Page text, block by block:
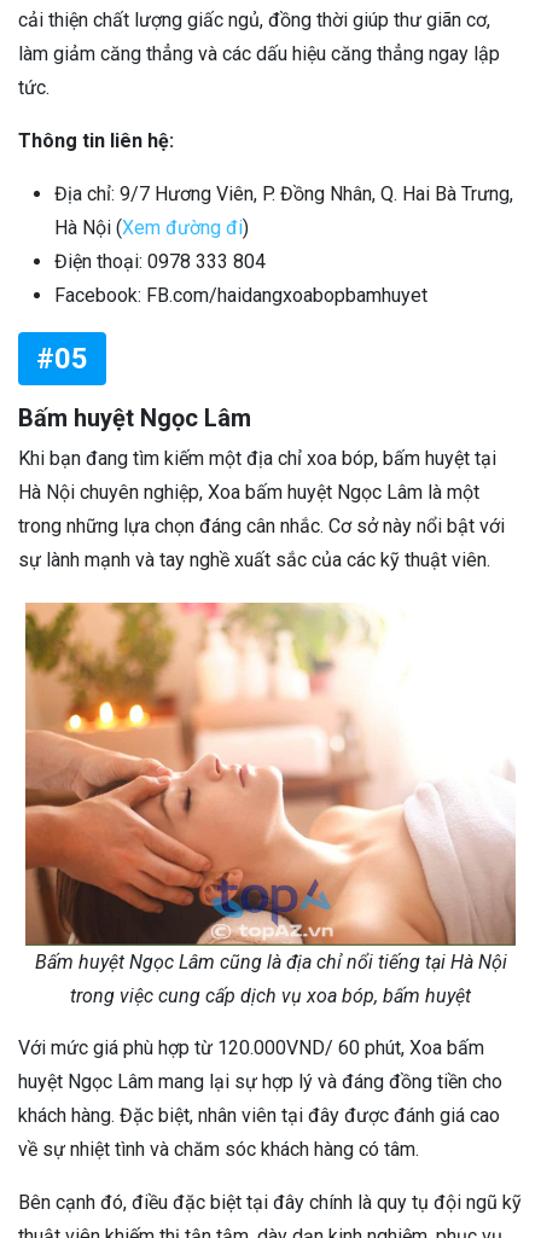
cải thiện chất lượng giấc ngủ, đồng thời giúp thư giãn cơ,
làm giảm căng thẳng và các dấu hiệu căng thẳng ngay lập
tức.
Thông tin liên hệ:
Địa chỉ: 9/7 Hương Viên, P. Đồng Nhân, Q. Hai Bà Trưng,
Hà Nội (Xem đường đi)
Điện thoại: 0978 333 804
Facebook: FB.com/haidangxoabopbamhuyet
#05
Bấm huyệt Ngọc Lâm
Khi bạn đang tìm kiếm một địa chỉ xoa bóp, bấm huyệt tại
Hà Nội chuyên nghiệp, Xoa bấm huyệt Ngọc Lâm là một
trong những lựa chọn đáng cân nhắc. Cơ sở này nổi bật với
sự lành mạnh và tay nghề xuất sắc của các kỹ thuật viên.
Bấm huyệt Ngọc Lâm cũng là địa chỉ nổi tiếng tại Hà Nội
trong việc cung cấp dịch vụ xoa bóp, bấm huyệt
Với mức giá phù hợp từ 120.000VND/ 60 phút, Xoa bấm
huyệt Ngọc Lâm mang lại sự hợp lý và đáng đồng tiền cho
khách hàng. Đặc biệt, nhân viên tại đây được đánh giá cao
về sự nhiệt tình và chăm sóc khách hàng có tâm.
Bên cạnh đó, điều đặc biệt tại đây chính là quy tụ đội ngũ kỹ